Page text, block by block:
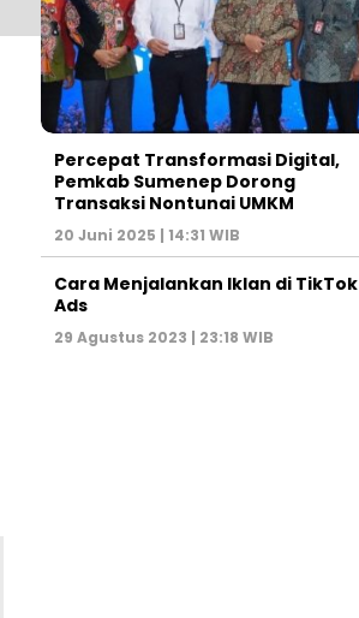
Percepat Transformasi Digital,
Pemkab Sumenep Dorong
Transaksi Nontunai UMKM
20 Juni 2025 | 14:31 WIB
Cara Menjalankan Iklan di TikTok
Ads
29 Agustus 2023 | 23:18 WIB